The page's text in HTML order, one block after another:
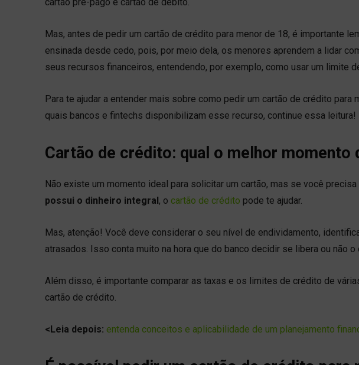
Mas, antes de pedir um cartão de crédito para menor de 18, é importante
ensinada desde cedo, pois, por meio dela, os menores aprendem a lidar
seus recursos financeiros, entendendo, por exemplo, como usar um limite
Para te ajudar a entender mais sobre como pedir um cartão de crédito
quais bancos e fintechs disponibilizam esse recurso, continue essa leitura!
Cartão de crédito: qual o melhor momento
Não existe um momento ideal para solicitar um cartão, mas se você precisa
possui o dinheiro integral, o cartão de crédito pode te ajudar.
Mas, atenção! Você deve considerar o seu nível de endividamento,
atrasados. Isso conta muito na hora que do banco decidir se libera ou não o
Além disso, é importante comparar as taxas e os limites de crédito de
cartão de crédito.
<Leia depois: entenda conceitos e aplicabilidade de um planejamento